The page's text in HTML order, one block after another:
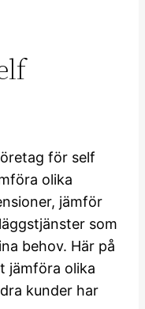
för self
olika
jämför
som
behov. Här på
jämföra olika
kunder har